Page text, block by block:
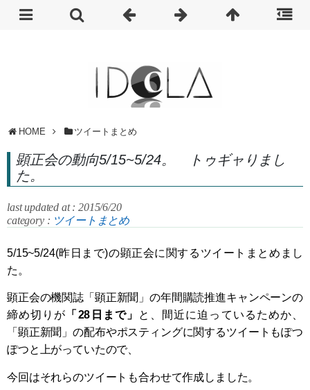
HOME ツイートまとめ
顕正会の動向5/15~5/24。 トゥギャりまし
た。
last updated at : 2015/6/20
category : ツイートまとめ
5/15~5/24(昨日まで)の顕正会に関するツイートまとめまし
た。
顕正会の機関誌「顕正新聞」の年間購読推進キャンペーンの
締め切りが 「28日まで」
と、間近に迫っているためか、
「顕正新聞」の配布やポスティングに関するツイートもぽつ
ぽつと上がっていたので、
今回はそれらのツイートも合わせて作成しました。